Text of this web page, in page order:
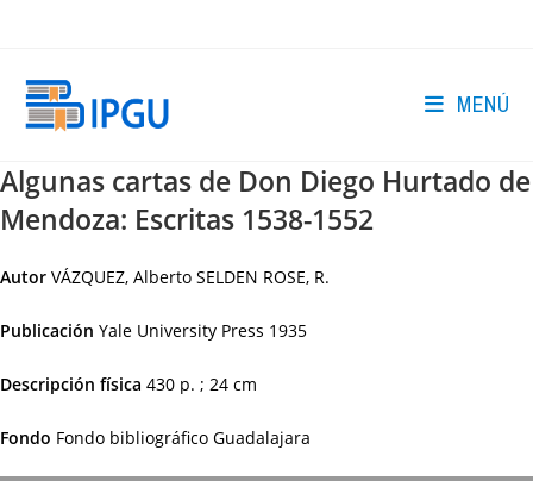
MENÚ
Algunas cartas de Don Diego Hurtado de
Mendoza: Escritas 1538-1552
Autor VÁZQUEZ, Alberto SELDEN ROSE, R.
Publicación Yale University Press 1935
Descripción física 430 p. ; 24 cm
Fondo Fondo bibliográfico Guadalajara